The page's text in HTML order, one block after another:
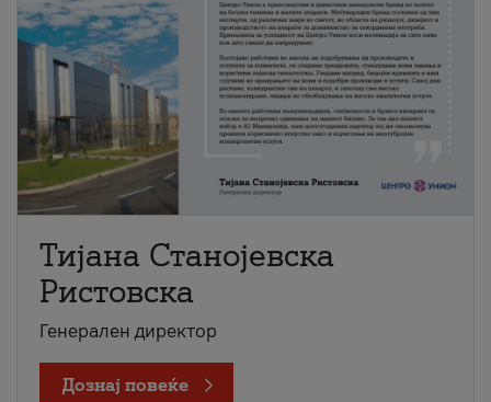
Тијана Станојевска
Ристовска
Генерален директор
Дознај повеќе